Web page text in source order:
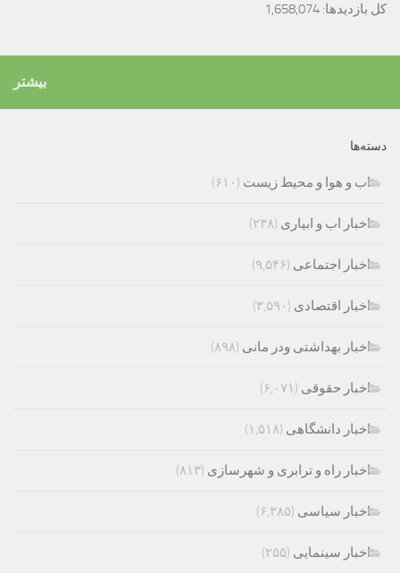
کل بازدیدها: 1,658,074
بیشتر
دسته‌ها
اب و هوا و محیط زیست (۶۱۰)
اخبار اب و ابیاری (۲۳۸)
اخبار اجتماعی (۹,۵۴۶)
اخبار اقتصادی (۳,۵۹۰)
اخبار بهداشتی ودر مانی (۸۹۸)
اخبار حقوقی (۶,۰۷۱)
اخبار دانشگاهی (۱,۵۱۸)
اخبار راه و ترابری و شهرسازی (۸۱۳)
اخبار سیاسی (۶,۳۸۵)
اخبار سینمایی (۲۵۵)